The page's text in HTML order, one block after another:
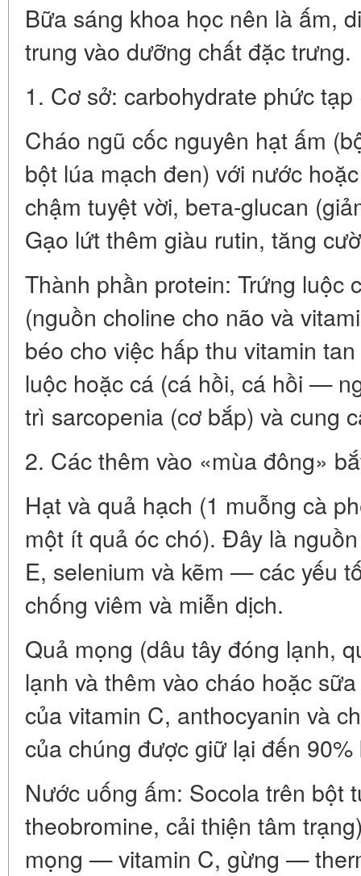
Bữa sáng khoa học nên là ấm,
trung vào dưỡng chất đặc trưng.
1. Cơ sở: carbohydrate phức
Cháo ngũ cốc nguyên hạt ấm
bột lúa mạch đen) với nước
chậm tuyệt vời, bета-glucan
Gạo lứt thêm giàu rutin, tăng
Thành phần protein: Trứng luộc
(nguồn choline cho não và
béo cho việc hấp thu vitamin
luộc hoặc cá (cá hồi, cá hồi —
trì sarcopenia (cơ bắp) và cung
2. Các thêm vào «mùa đông»
Hạt và quả hạch (1 muỗng cà
một ít quả óc chó). Đây là
E, selenium và kẽm — các yếu
chống viêm và miễn dịch.
Quả mọng (dâu tây đóng lạnh,
lạnh và thêm vào cháo hoặc
của vitamin C, anthocyanin và
của chúng được giữ lại đến
Nước uống ấm: Socola trên bột
theobromine, cải thiện tâm
mọng — vitamin C, gừng —